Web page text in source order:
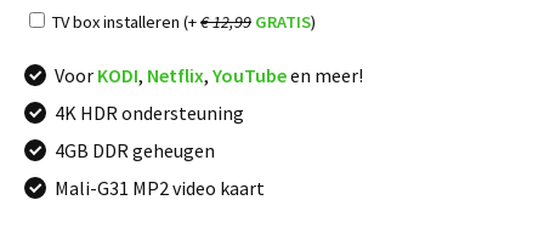
TV box installeren (+€ 12,99 GRATIS)
Voor KODI, Netflix, YouTubeen meer!
4K HDR ondersteuning
4GB DDR geheugen
Mali-G31 MP2 video kaart